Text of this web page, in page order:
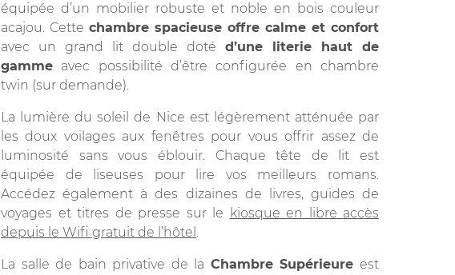
équipée d’un mobilier robuste et noble en bois couleur
acajou. Cette chambre spacieuse offre calme et confort
avec un grand lit double doté d’une literie haut de
gamme avec possibilité d’être configurée en chambre
twin (sur demande).
La lumière du soleil de Nice est légèrement atténuée par
les doux voilages aux fenêtres pour vous offrir assez de
luminosité sans vous éblouir. Chaque tête de lit est
équipée de liseuses pour lire vos meilleurs romans.
Accédez également à des dizaines de livres, guides de
voyages et titres de presse sur le kiosque en libre accès
depuis le Wifi gratuit de l’hôtel .
La salle de bain privative de la Chambre Supérieure est